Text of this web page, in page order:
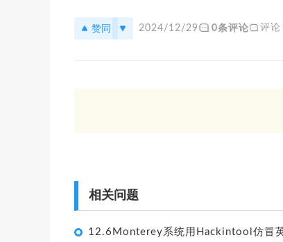
赞同 2024/12/29 0条评论 评论
相关问题